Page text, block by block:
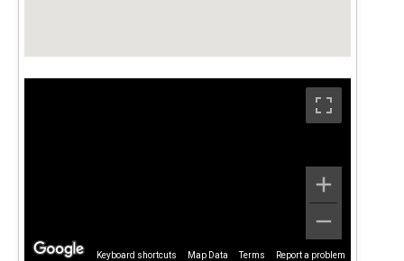
Keyboard shortcuts Map Data Terms Report a problem